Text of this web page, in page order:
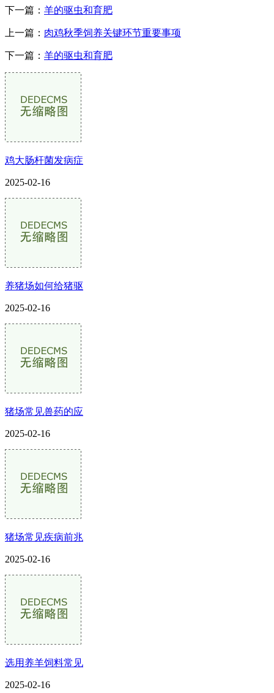
下一篇： 羊的驱虫和育肥
上一篇： 肉鸡秋季饲养关键环节重要事项
下一篇： 羊的驱虫和育肥
鸡大肠杆菌发病症
2025-02-16
养猪场如何给猪驱
2025-02-16
猪场常见兽药的应
2025-02-16
猪场常见疾病前兆
2025-02-16
选用养羊饲料常见
2025-02-16